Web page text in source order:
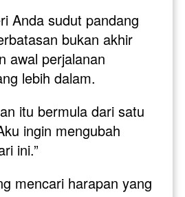
Anda sudut pandang
bukan akhir
awal perjalanan
lebih dalam.
itu bermula dari satu
ingin mengubah
ini.”
mencari harapan yang